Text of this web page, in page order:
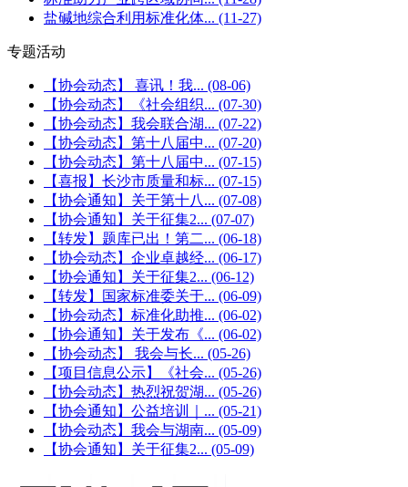
盐碱地综合利用标准化体... (11-27)
专题活动
【协会动态】 喜讯！我... (08-06)
【协会动态】《社会组织... (07-30)
【协会动态】我会联合湖... (07-22)
【协会动态】第十八届中... (07-20)
【协会动态】第十八届中... (07-15)
【喜报】长沙市质量和标... (07-15)
【协会通知】关于第十八... (07-08)
【协会通知】关于征集2... (07-07)
【转发】题库已出！第二... (06-18)
【协会动态】企业卓越经... (06-17)
【协会通知】关于征集2... (06-12)
【转发】国家标准委关于... (06-09)
【协会动态】标准化助推... (06-02)
【协会通知】关于发布《... (06-02)
【协会动态】 我会与长... (05-26)
【项目信息公示】《社会... (05-26)
【协会动态】热烈祝贺湖... (05-26)
【协会通知】公益培训｜... (05-21)
【协会动态】我会与湖南... (05-09)
【协会通知】关于征集2... (05-09)